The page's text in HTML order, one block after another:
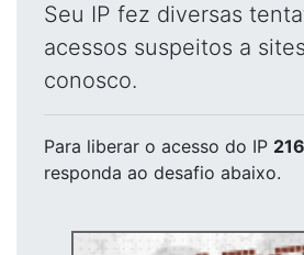
Seu IP fez diversas
acessos suspeitos a
conosco.
Para liberar o acesso do IP
responda ao desafio abaixo.